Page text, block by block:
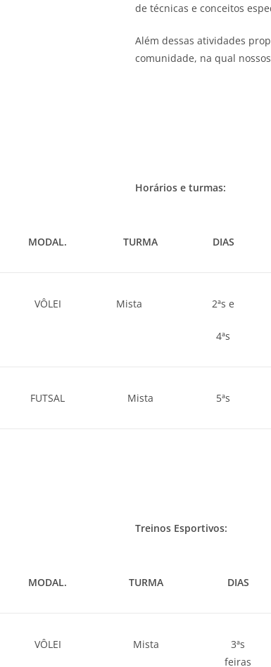
de técnicas e conceitos
Além dessas atividades
comunidade, na qual
Horários e turmas:
MODAL. TURMA DIAS
VÔLEI Mista 2ªs e
4ªs
FUTSAL Mista 5ªs
Treinos Esportivos:
MODAL. TURMA DIAS
VÔLEI Mista
3ªs
feiras